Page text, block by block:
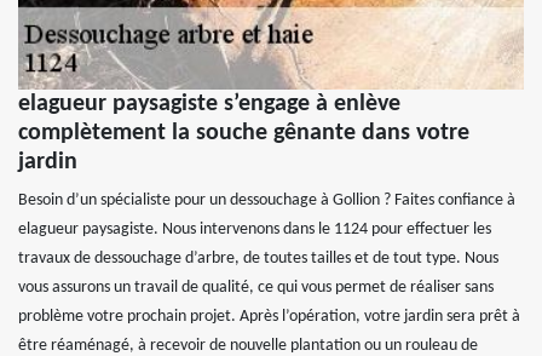
elagueur paysagiste s’engage à enlève
complètement la souche gênante dans votre
jardin
Besoin d’un spécialiste pour un dessouchage à Gollion ? Faites confiance à
elagueur paysagiste. Nous intervenons dans le 1124 pour effectuer les
travaux de dessouchage d’arbre, de toutes tailles et de tout type. Nous
vous assurons un travail de qualité, ce qui vous permet de réaliser sans
problème votre prochain projet. Après l’opération, votre jardin sera prêt à
être réaménagé, à recevoir de nouvelle plantation ou un rouleau de